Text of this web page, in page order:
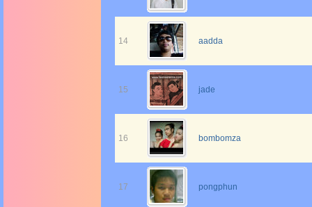
14 aadda
15 jade
16 bombomza
17 pongphun